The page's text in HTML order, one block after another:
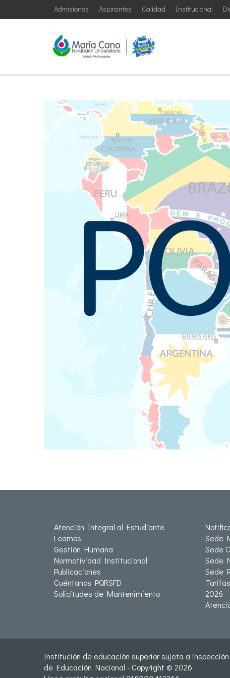
Institucional
Calidad
Aspirantes
Admisiones
Atención Integral al Estudiante
Leamos
Gestión Humana
Normatividad Institucional
Publicaciones
Cuéntanos PQRSFD
Solicitudes de Mantenimiento
Sede
Sede
Sede
Sede
2026
Institución de educación superior sujeta a
de Educación Nacional - Copyright © 2026